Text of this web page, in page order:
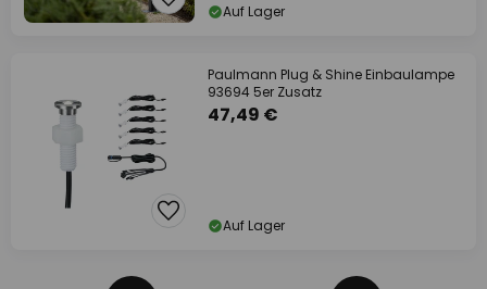
Auf Lager
Paulmann Plug & Shine Einbaulampe
93694 5er Zusatz
47,49 €
Auf Lager